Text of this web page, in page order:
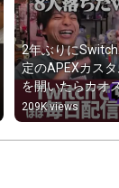
2年ぶりに
定のAPEXカス
を開いたらカオ
ぎて爆笑するけ
#apex  #switch2
#shorts
209K views